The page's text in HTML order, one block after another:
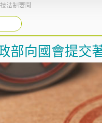
法制要聞
部向國會提交